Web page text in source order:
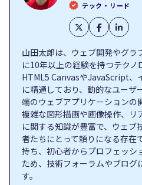
テック・リード
山田太郎は、ウェブ開発やグラ
に10年以上の経験を持つテク
HTML5 CanvasやJavaScript、
に精通しており、動的なユーザ
端のウェブアプリケーションの
複雑な図形描画や画像操作、リ
に関する知識が豊富で、ウェブ
者たちにとって頼りになる存在
持ち、初心者からプロフェッシ
ため、技術フォーラムやブログ
す。